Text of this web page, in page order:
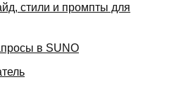
стили и промпты для
в SUNO